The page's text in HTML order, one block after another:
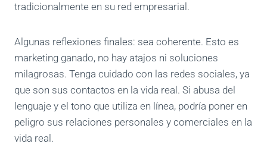
tradicionalmente en su red empresarial.
Algunas reflexiones finales: sea coherente. Esto es
marketing ganado, no hay atajos ni soluciones
milagrosas. Tenga cuidado con las redes sociales, ya
que son sus contactos en la vida real. Si abusa del
lenguaje y el tono que utiliza en línea, podría poner en
peligro sus relaciones personales y comerciales en la
vida real.